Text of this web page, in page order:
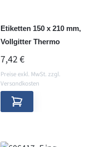
Etiketten 150 x 210 mm,
Vollgitter Thermo
REGULÄRER PREIS:
7,42 €
Preise exkl. MwSt. zzgl.
Versandkosten